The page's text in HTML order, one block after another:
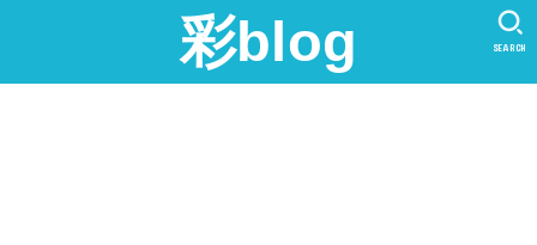
彩blog SEARCH